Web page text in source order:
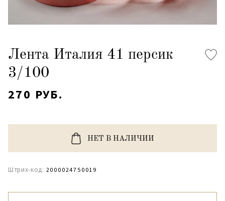
Лента Италия 41 персик
3/100
270 РУБ.
НЕТ В НАЛИЧИИ
Штрих-код: 2000024750019